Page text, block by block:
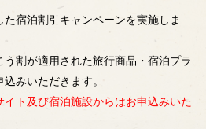
宿泊割引キャンペーンを実施しま
割が適用された旅行商品・宿泊プラ
みいただきます。
ト及び宿泊施設からはお申込みいた